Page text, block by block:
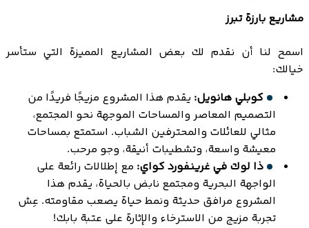
مشاريع بارزة تبرز
اسمح لنا أن نقدم لك بعض المشاريع المميزة التي ستأسر
خيالك:
كوبلي هانويل: يقدم هذا المشروع مزيجًا فريدًا من
التصميم المعاصر والمساحات الموجهة نحو المجتمع،
مثالي للعائلات والمحترفين الشباب. استمتع بمساحات
معيشة واسعة، وتشطيبات أنيقة، وجو مرحب.
ذا لوك في غرينفورد كواي: مع إطلالات رائعة على
الواجهة البحرية ومجتمع نابض بالحياة، يقدم هذا
المشروع مرافق حديثة ونمط حياة يصعب مقاومته. عِش
تجربة مزيج من الاسترخاء والإثارة على عتبة بابك!